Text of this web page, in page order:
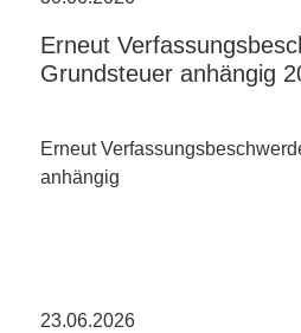
Erneut
Grundsteuer anhängig
Erneut
anhängig
23.06.2026